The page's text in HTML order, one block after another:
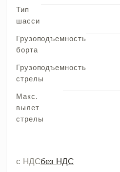
Тип
шасси
Грузоподъемность
борта
Грузоподъемность
стрелы
Макс.
вылет
стрелы
с НДСбез НДС